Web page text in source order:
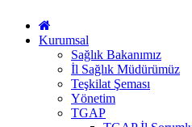
Kurumsal
Sağlık Bakanımız
İl Sağlık Müdürümüz
Teşkilat Şeması
Yönetim
TGAP